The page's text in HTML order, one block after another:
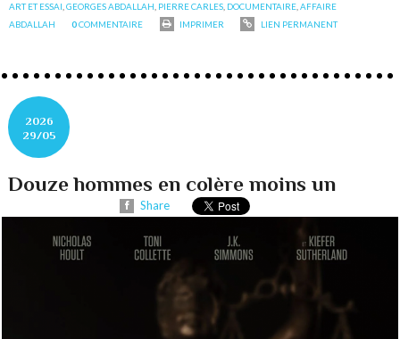
ART ET ESSAI ,GEORGES ABDALLAH PIERRE CARLES DOCUMENTAIRE ,AFFAIRE
ABDALLAH
0COMMENTAIRE IMPRIMER LIEN PERMANENT
2026
29/05
Douze hommes en colère moins un
Share